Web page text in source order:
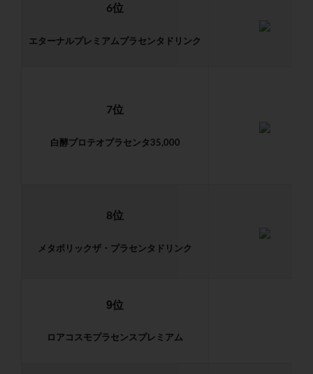
6位
エターナルプレミアムプラセンタドリンク
7位
白酵プロテオプラセンタ35,000
8位
メタボリックザ・プラセンタドリンク
9位
ロアコスモプラセンスプレミアム